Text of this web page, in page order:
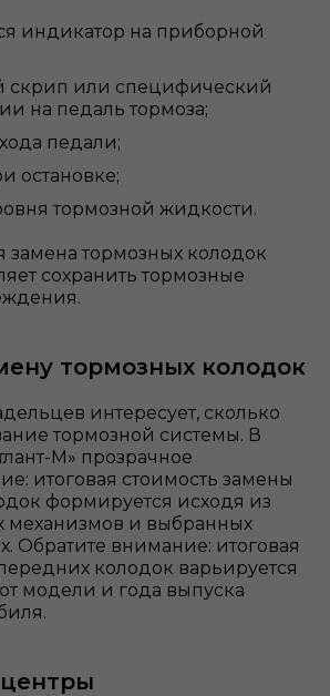
индикатор на приборной
скрип или специфический
на педаль тормоза;
педали;
остановке;
тормозной жидкости.
замена тормозных колодок
сохранить тормозные
тормозных колодок
интересует, сколько
тормозной системы. В
М» прозрачное
итоговая стоимость замены
формируется исходя из
механизмов и выбранных
Обратите внимание: итоговая
колодок варьируется
модели и года выпуска